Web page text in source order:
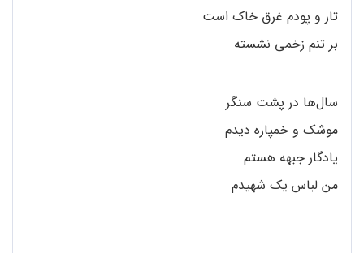
تار و پودم غرق خاک است
بر تنم زخمی نشسته
سال‌ها در پشت سنگر
موشک و خمپاره دیدم
یادگار جبهه هستم
من لباس یک شهیدم